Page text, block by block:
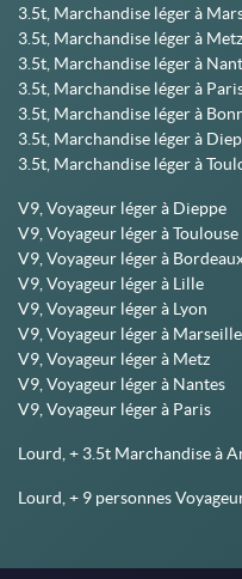
3.5t, Marchandise léger à
3.5t, Marchandise léger à Metz
3.5t, Marchandise léger à
3.5t, Marchandise léger à
3.5t, Marchandise léger à
3.5t, Marchandise léger à
3.5t, Marchandise léger à
V9, Voyageur léger à Dieppe
V9, Voyageur léger à Toulouse
V9, Voyageur léger à
V9, Voyageur léger à Lille
V9, Voyageur léger à Lyon
V9, Voyageur léger à Marseille
V9, Voyageur léger à Metz
V9, Voyageur léger à Nantes
V9, Voyageur léger à Paris
Lourd, + 3.5t Marchandise à
Lourd, + 9 personnes